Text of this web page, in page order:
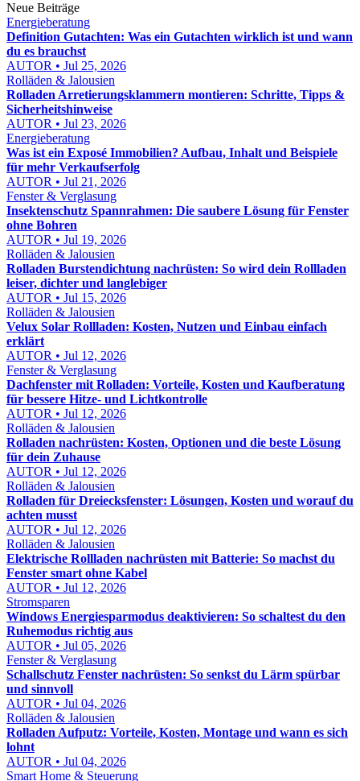
Neue Beiträge
Energieberatung
Definition Gutachten: Was ein Gutachten wirklich ist und wann
du es brauchst
AUTOR • Jul 25, 2026
Rolläden & Jalousien
Rolladen Arretierungsklammern montieren: Schritte, Tipps &
Sicherheitshinweise
AUTOR • Jul 23, 2026
Energieberatung
Was ist ein Exposé Immobilien? Aufbau, Inhalt und Beispiele
für mehr Verkaufserfolg
AUTOR • Jul 21, 2026
Fenster & Verglasung
Insektenschutz Spannrahmen: Die saubere Lösung für Fenster
ohne Bohren
AUTOR • Jul 19, 2026
Rolläden & Jalousien
Rolladen Burstendichtung nachrüsten: So wird dein Rollladen
leiser, dichter und langlebiger
AUTOR • Jul 15, 2026
Rolläden & Jalousien
Velux Solar Rollladen: Kosten, Nutzen und Einbau einfach
erklärt
AUTOR • Jul 12, 2026
Fenster & Verglasung
Dachfenster mit Rolladen: Vorteile, Kosten und Kaufberatung
für bessere Hitze- und Lichtkontrolle
AUTOR • Jul 12, 2026
Rolläden & Jalousien
Rolladen nachrüsten: Kosten, Optionen und die beste Lösung
für dein Zuhause
AUTOR • Jul 12, 2026
Rolläden & Jalousien
Rolladen für Dreiecksfenster: Lösungen, Kosten und worauf du
achten musst
AUTOR • Jul 12, 2026
Rolläden & Jalousien
Elektrische Rollladen nachrüsten mit Batterie: So machst du
Fenster smart ohne Kabel
AUTOR • Jul 12, 2026
Stromsparen
Windows Energiesparmodus deaktivieren: So schaltest du den
Ruhemodus richtig aus
AUTOR • Jul 05, 2026
Fenster & Verglasung
Schallschutz Fenster nachrüsten: So senkst du Lärm spürbar
und sinnvoll
AUTOR • Jul 04, 2026
Rolläden & Jalousien
Rolladen Aufputz: Vorteile, Kosten, Montage und wann es sich
lohnt
AUTOR • Jul 04, 2026
Smart Home & Steuerung